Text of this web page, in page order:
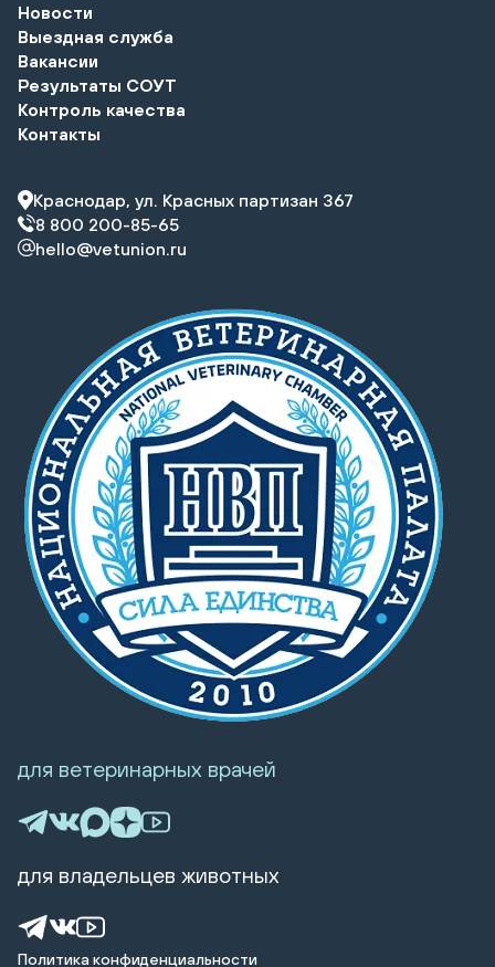
Новости
Выездная служба
Вакансии
Результаты СОУТ
Контроль качества
Контакты
Краснодар, ул. Красных партизан 367
8 800 200-85-65
hello@vetunion.ru
Политика конфиденциальности
для ветеринарных врачей
для владельцев животных